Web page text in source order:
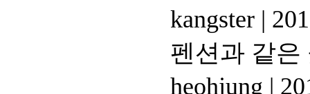
kangster |
펜션과 같은
heohjung |